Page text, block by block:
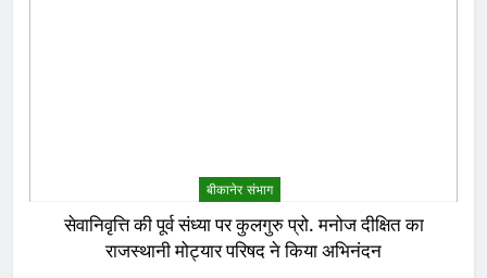
बीकानेर संभाग
सेवानिवृत्ति की पूर्व संध्या पर कुलगुरु प्रो. मनोज दीक्षित का
राजस्थानी मोट्यार परिषद ने किया अभिनंदन